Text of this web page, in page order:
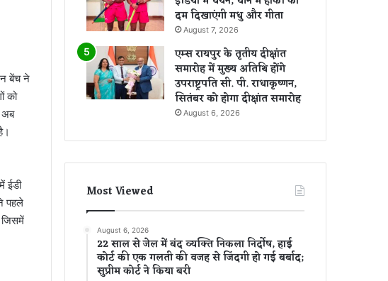
बेंच ने
को
अब
ईडी
पहले
जिसमें
दम दिखाएंगी मधु और गीता
August 7, 2026
एम्स रायपुर के तृतीय दीक्षांत
समारोह में मुख्य अतिथि होंगे
उपराष्ट्रपति सी. पी. राधाकृष्णन,
सितंबर को होगा दीक्षांत समारोह
August 6, 2026
Most Viewed
August 6, 2026
22 साल से जेल में बंद व्यक्ति निकला निर्दोष, हाई
कोर्ट की एक गलती की वजह से जिंदगी हो गई बर्बाद;
सुप्रीम कोर्ट ने किया बरी